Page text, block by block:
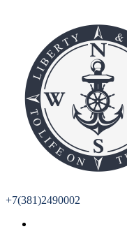
+7(381)2490002